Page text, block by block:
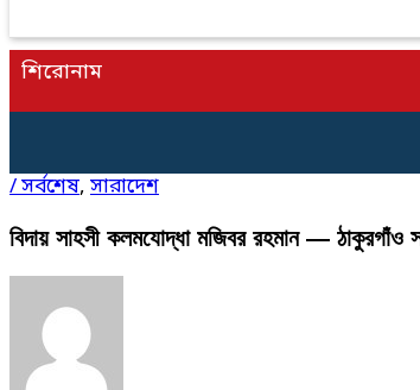
শিরোনাম
/সর্বশেষ, সারাদেশ
বিদায় সাহসী কলমযোদ্ধা মজিবর রহমান — ঠাকুরগাঁও